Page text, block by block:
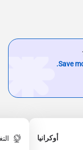
Save
أوكرانيا